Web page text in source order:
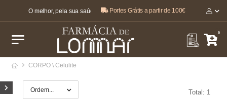
O melhor, pela sua saúde e bem-estar 🤍Portes Grátis a partir de 100€
0
CORPO \ Celulite
Total: 1